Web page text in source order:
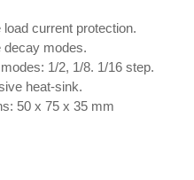
load current protection.
decay modes.
1/2, 1/8. 1/16 step.
heat-sink.
50 x 75 x 35 mm